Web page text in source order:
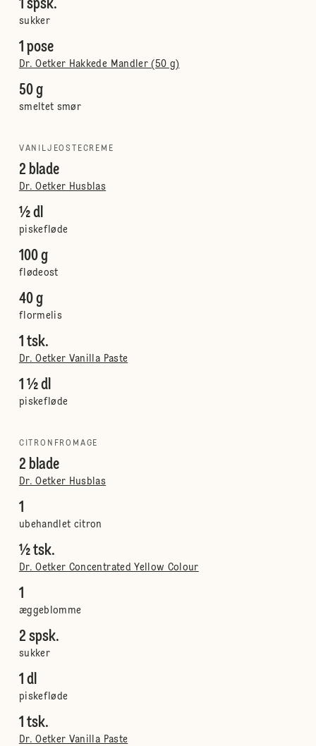
1 spsk.
sukker
1 pose
Dr. Oetker Hakkede Mandler (50 g)
50 g
smeltet smør
VANILJEOSTECREME
2 blade
Dr. Oetker Husblas
½ dl
piskefløde
100 g
flødeost
40 g
flormelis
1 tsk.
Dr. Oetker Vanilla Paste
1 ½ dl
piskefløde
CITRONFROMAGE
2 blade
Dr. Oetker Husblas
1
ubehandlet citron
½ tsk.
Dr. Oetker Concentrated Yellow Colour
1
æggeblomme
2 spsk.
sukker
1 dl
piskefløde
1 tsk.
Dr. Oetker Vanilla Paste